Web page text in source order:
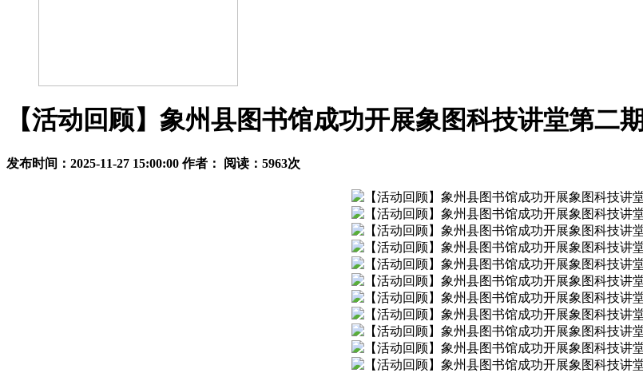
【活动回顾】象州县图书馆成功开展象图科技讲堂第二期
发布时间：2025-11-27 15:00:00 作者： 阅读： 5963次